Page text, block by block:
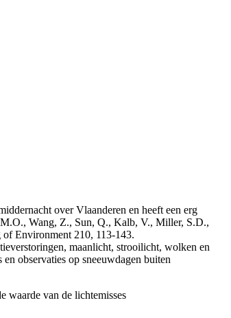
over Vlaanderen en heeft een erg
Wang, Z., Sun, Q., Kalb, V., Miller, S.D.,
Environment 210, 113-143.
maanlicht, strooilicht, wolken en
observaties op sneeuwdagen buiten
waarde van de lichtemisses